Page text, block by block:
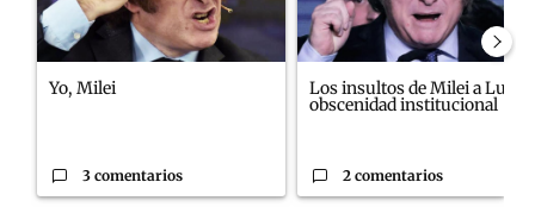
Yo, Milei
3 comentarios
Los insultos de Milei a Lula:
obscenidad institucional
2 comentarios